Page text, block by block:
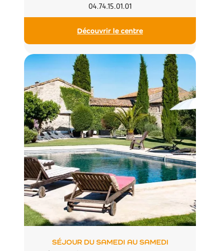
04.74.15.01.01
Découvrir le centre
SÉJOUR DU SAMEDI AU SAMEDI